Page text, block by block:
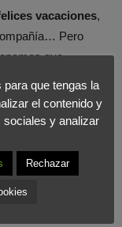
vacaciones,
Pero
que
salir adelante,
que llegar con
de nosotros
de
para
que tengas la
el contenido y
sociales y analizar
Rechazar